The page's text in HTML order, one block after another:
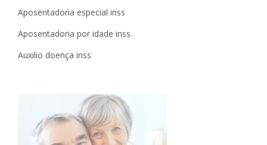
Aposentadoria especial inss
Aposentadoria por idade inss
Auxilio doença inss